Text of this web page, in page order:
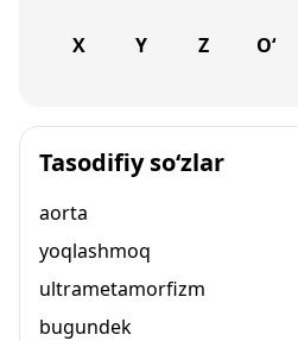
X Y Z O‘
Tasodifiy so‘zlar
aorta
yoqlashmoq
ultrametamorfizm
bugundek